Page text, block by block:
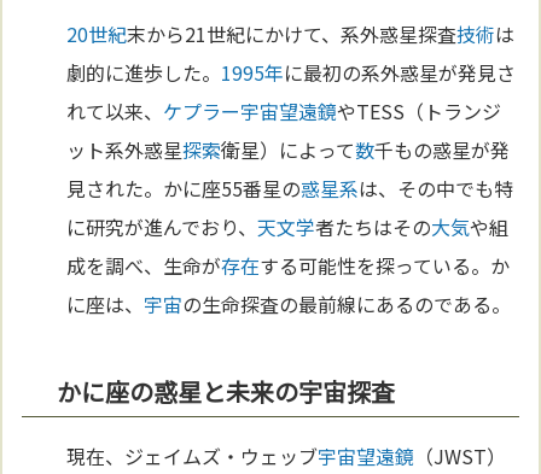
20世紀末から21世紀にかけて、系外惑星探査技術は
劇的に進歩した。 1995年に最初の系外惑星が発見さ
れて以来、 ケプラー宇宙望遠鏡やTESS（トランジ
ット系外惑星探索衛星）によって数千もの惑星が発
見された。かに座55番星の惑星系は、その中でも特
に研究が進んでおり、天文学者たちはその大気や組
成を調べ、生命が存在する可能性を探っている。か
に座は、 宇宙の生命探査の最前線にあるのである。
かに座の惑星と未来の宇宙探査
現在、ジェイムズ・ウェッブ宇宙望遠鏡 （JWST）